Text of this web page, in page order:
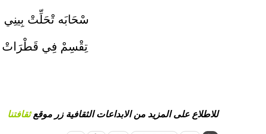
سْحَابَه تْحَلِّتْ بِينِي
تِقْسِمْ فِي
للاطلاع على المزيد من الابداعات الثقافيةزر موقعثقافتنا